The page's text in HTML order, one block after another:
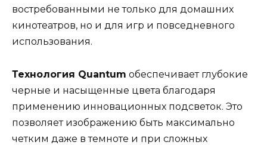
востребованными не только для домашних
кинотеатров, но и для игр и повседневного
использования.
Технология Quantum обеспечивает глубокие
черные и насыщенные цвета благодаря
применению инновационных подсветок. Это
позволяет изображению быть максимально
четким даже в темноте и при сложных